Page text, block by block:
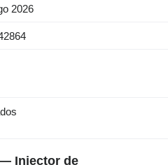
2026
Injector de